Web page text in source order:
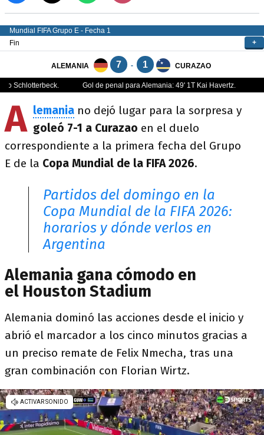
A lemania no dejó lugar para la sorpresa y
goleó 7-1 a Curazao en el duelo
correspondiente a la primera fecha del Grupo
E de la Copa Mundial de la FIFA 2026.
Partidos del domingo en la
Copa Mundial de la FIFA 2026:
horarios y dónde verlos en
Argentina
Alemania gana cómodo en
el Houston Stadium
Alemania dominó las acciones desde el inicio y
abrió el marcador a los cinco minutos gracias a
un preciso remate de Felix Nmecha, tras una
gran combinación con Florian Wirtz.